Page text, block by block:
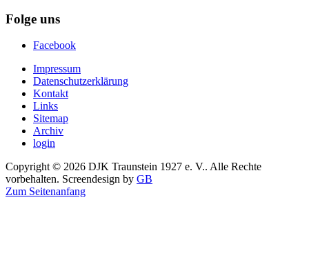
Folge uns
Facebook
Impressum
Datenschutzerklärung
Kontakt
Links
Sitemap
Archiv
login
Copyright © 2026 DJK Traunstein 1927 e. V.. Alle Rechte
vorbehalten. Screendesign by GB
Zum Seitenanfang